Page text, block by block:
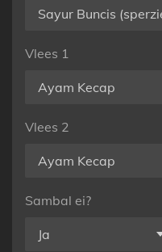
Vlees 1
Vlees 2
Sambal ei?